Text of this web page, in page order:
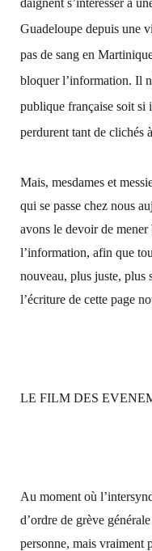
daignent s’intéresser à
Guadeloupe depuis une
pas de sang en
bloquer l’information. Il
publique française soit si
perdurent tant de clichés
Mais, mesdames et
qui se passe chez nous
avons le devoir de
l’information, afin que
nouveau, plus juste, plus
l’écriture de cette page
LE FILM DES
Au moment où
d’ordre de grève
personne, mais vraiment